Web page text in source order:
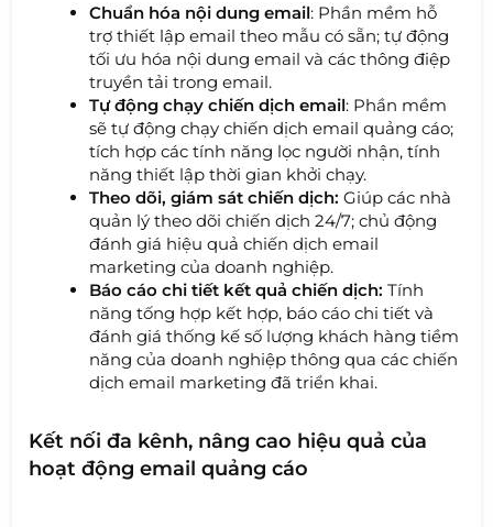
Chuẩn hóa nội dung email: Phần mềm hỗ
trợ thiết lập email theo mẫu có sẵn; tự động
tối ưu hóa nội dung email và các thông điệp
truyền tải trong email.
Tự động chạy chiến dịch email: Phần mềm
sẽ tự động chạy chiến dịch email quảng cáo;
tích hợp các tính năng lọc người nhận, tính
năng thiết lập thời gian khởi chạy.
Theo dõi, giám sát chiến dịch: Giúp các nhà
quản lý theo dõi chiến dịch 24/7; chủ động
đánh giá hiệu quả chiến dịch email
marketing của doanh nghiệp.
Báo cáo chi tiết kết quả chiến dịch: Tính
năng tống hợp kết hợp, báo cáo chi tiết và
đánh giá thống kế số lượng khách hàng tiềm
năng của doanh nghiệp thông qua các chiến
dịch email marketing đã triển khai.
Kết nối đa kênh, nâng cao hiệu quả của
hoạt động email quảng cáo